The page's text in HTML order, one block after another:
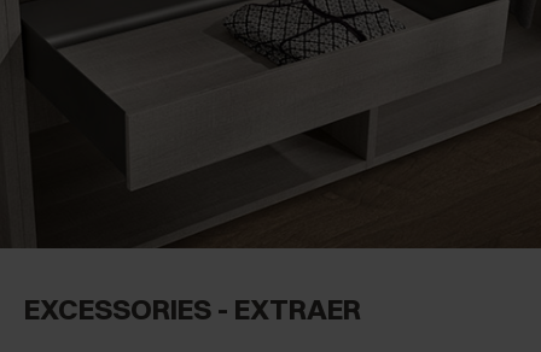
EXCESSORIES - EXTRAER